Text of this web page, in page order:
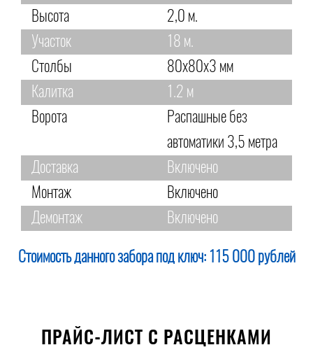
Высота
2,0 м.
Участок
18 м.
Столбы
80х80х3 мм
Калитка
1.2 м
Ворота
Распашные без
автоматики 3,5 метра
Доставка
Включено
Монтаж
Включено
Демонтаж
Включено
Стоимость данного забора под ключ: 115 000 рублей
ПРАЙС-ЛИСТ С РАСЦЕНКАМИ